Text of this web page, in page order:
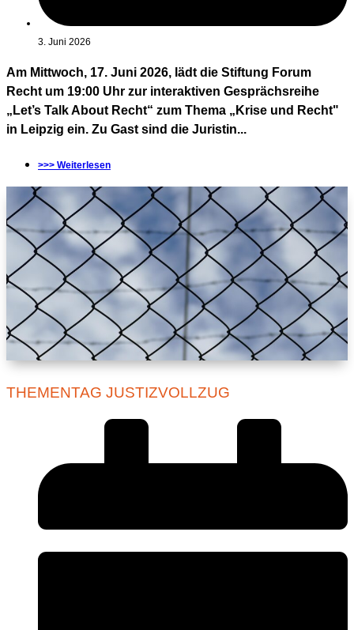
3. Juni 2026
Am Mittwoch, 17. Juni 2026, lädt die Stiftung Forum
Recht um 19:00 Uhr zur interaktiven Gesprächsreihe
„Let’s Talk About Recht“ zum Thema „Krise und Recht"
in Leipzig ein. Zu Gast sind die Juristin...
>>> Weiterlesen
THEMENTAG JUSTIZVOLLZUG